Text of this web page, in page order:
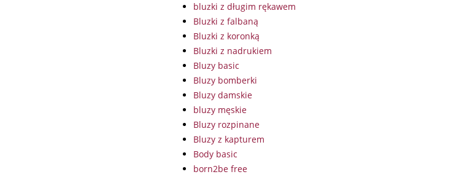
bluzki z długim rękawem
Bluzki z falbaną
Bluzki z koronką
Bluzki z nadrukiem
Bluzy basic
Bluzy bomberki
Bluzy damskie
bluzy męskie
Bluzy rozpinane
Bluzy z kapturem
Body basic
born2be free